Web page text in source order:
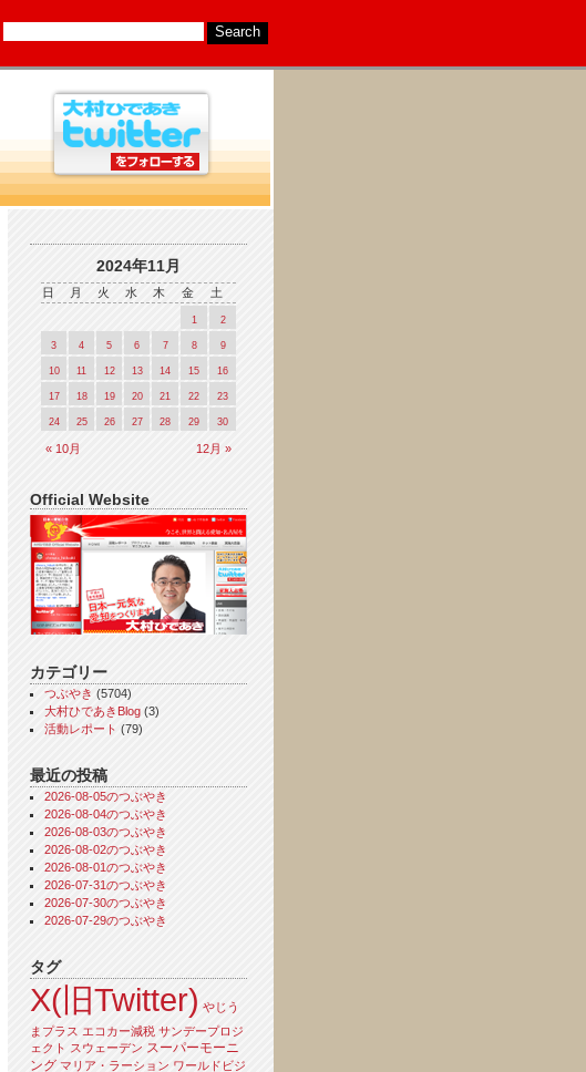
2024年11月
日 月 火 水 木 金 土
« 10月 12月 »
1 2
3 4 5 6 7 8 9
10 11 12 13 14 15 16
17 18 19 20 21 22 23
24 25 26 27 28 29 30
Official Website
カテゴリー
つぶやき (5704)
大村ひであきBlog (3)
活動レポート (79)
最近の投稿
2026-08-05のつぶやき
2026-08-04のつぶやき
2026-08-03のつぶやき
2026-08-02のつぶやき
2026-08-01のつぶやき
2026-07-31のつぶやき
2026-07-30のつぶやき
2026-07-29のつぶやき
タグ
X(旧Twitter) やじう
まプラス エコカー減税 サンデープロジ
ェクト スウェーデン スーパーモーニ
ング マリア・ラーション ワールドビジ